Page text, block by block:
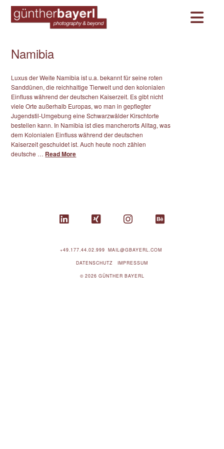
Namibia
Luxus der Weite Namibia ist u.a. bekannt für seine roten
Sanddünen, die reichhaltige Tierwelt und den kolonialen
Einfluss während der deutschen Kaiserzeit. Es gibt nicht
viele Orte außerhalb Europas, wo man in gepflegter
Jugendstil-Umgebung eine Schwarzwälder Kirschtorte
bestellen kann. In Namibia ist dies mancherorts Alltag, was
dem Kolonialen Einfluss während der deutschen
Kaiserzeit geschuldet ist. Auch heute noch zählen
deutsche … Read More
+49.177.44.02.999 MAIL@GBAYERL.COM
DATENSCHUTZ IMPRESSUM
© 2026 GÜNTHER BAYERL